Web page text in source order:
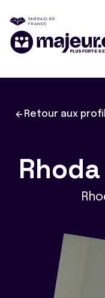
Retour aux
Rhoda